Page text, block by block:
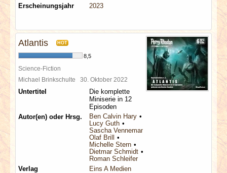
Erscheinungsjahr
2023
Atlantis HOT
8,5
Science-Fiction
Michael Brinkschulte 30. Oktober 2022
Untertitel
Die komplette
Miniserie in 12
Episoden
Autor(en) oder Hrsg.
Ben Calvin Hary
Lucy Guth
Sascha Vennemann
Olaf Brill
Michelle Stern
Dietmar Schmidt
Roman Schleifer
Verlag
Eins A Medien